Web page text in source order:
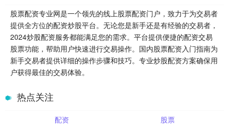
股票配资专业网是一个领先的线上股票配资门户，致力于为交易者
提供全方位的配资炒股平台。无论您是新手还是有经验的交易者，
2024炒股配资服务都能满足您的需求。平台提供便捷的配资交易
股票功能，帮助用户快速进行交易操作。国内股票配资入门指南为
新手交易者提供详细的操作步骤和技巧。专业炒股配资方案确保用
户获得最佳的交易体验。
热点关注
配资 股票